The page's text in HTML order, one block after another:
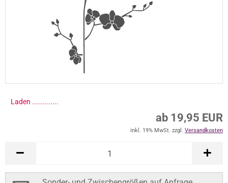
Laden ..............
ab 19,95 EUR
inkl. 19% MwSt. zzgl. Versandkosten